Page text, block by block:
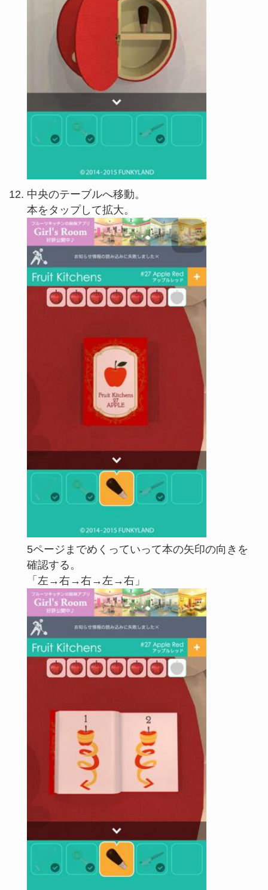
中央のテーブルへ移動。
本をタップして拡大。
5ページまでめくっていって本の矢印の向きを
確認する。
「左→右→右→左→右」